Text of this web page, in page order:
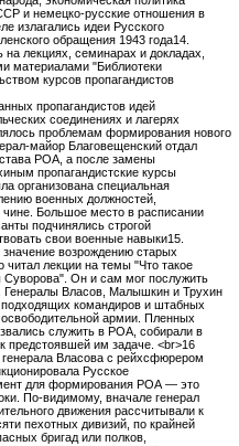
и немецко-русские отношения в
излагались идеи Русского
обращения 1943 года14.
лекциях, семинарах и докладах,
материалами "Библиотеки
курсов пропагандистов
пропагандистов идей
соединениях и лагерях
проблемам формирования нового
майор Благовещенский отдал
РОА, а после замены
пропагандистские курсы
организована специальная
военных должностей,
Большое место в расписании
подчинялись строгой
свои военные навыки15.
возрождению старых
лекции на темы "Что такое
Он и сам мог послужить
Власов, Малышкин и Трухин
подходящих командиров и штабных
армии. Пленных
служить в РОА, собирали в
предстоявшей им задаче. <br>16
генерала Власова с рейхсфюрером
Русское
для формирования РОА — это
По-видимому, вначале генерал
движения рассчитывали к
пехотных дивизий, по крайней
бригад или полков,